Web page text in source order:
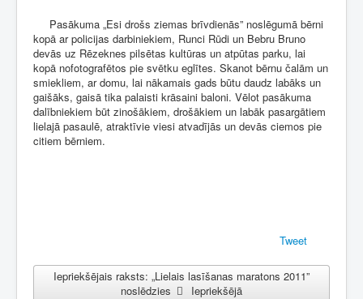
Pasākuma „Esi drošs ziemas brīvdienās” noslēgumā bērni
kopā ar policijas darbiniekiem, Runci Rūdi un Bebru Bruno
devās uz Rēzeknes pilsētas kultūras un atpūtas parku, lai
kopā nofotografētos pie svētku eglītes. Skanot bērnu čalām un
smiekliem, ar domu, lai nākamais gads būtu daudz labāks un
gaišāks, gaisā tika palaisti krāsaini baloni. Vēlot pasākuma
dalībniekiem būt zinošākiem, drošākiem un labāk pasargātiem
lielajā pasaulē, atraktīvie viesi atvadījās un devās ciemos pie
citiem bērniem.
Tweet
Iepriekšējais raksts: „Lielais lasīšanas maratons 2011”
noslēdzies
Iepriekšējā